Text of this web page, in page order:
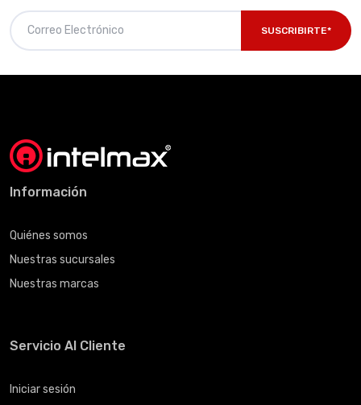
SUSCRIBIRTE*
Información
Quiénes somos
Nuestras sucursales
Nuestras marcas
Servicio Al Cliente
Iniciar sesión